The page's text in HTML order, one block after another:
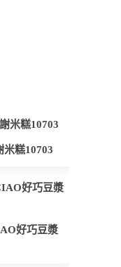
糕10703
好巧豆漿